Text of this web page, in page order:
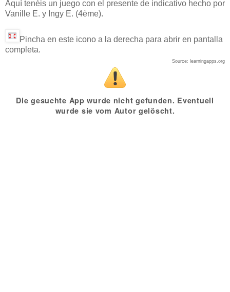
Aquí tenéis un juego con el presente de indicativo hecho por
Vanille E. y Ingy E. (4ème).
Pincha en este icono a la derecha para abrir en pantalla
completa.
Source: learningapps.org